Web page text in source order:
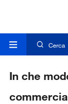
Cerca
In che